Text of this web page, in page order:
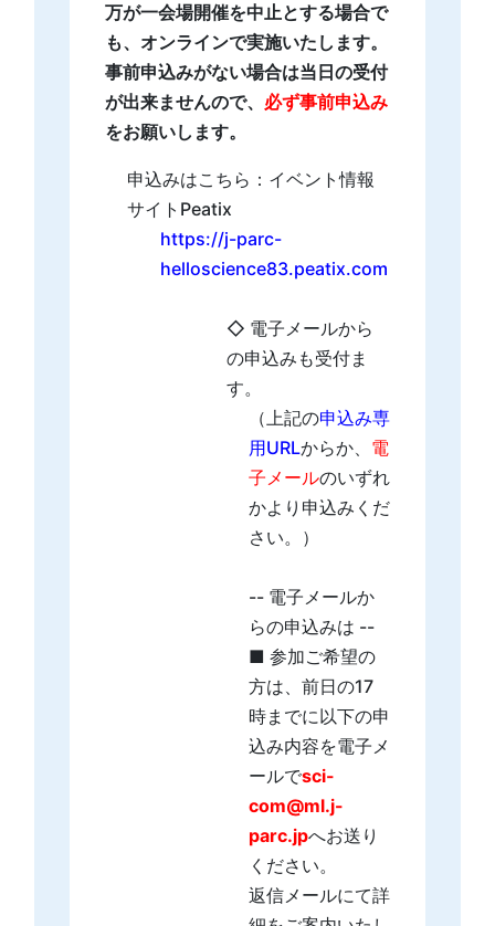
万が一会場開催を中止とする場合で
も、オンラインで実施いたします。
事前申込みがない場合は当日の受付
が出来ませんので、 必ず事前申込み
をお願いします。
申込みはこちら：イベント情報
サイトPeatix
https://j-parc-
helloscience83.peatix.com
◇ 電子メールから
の申込みも受付ま
す。
（上記の申込み専
用URLからか、 電
子メールのいずれ
かより申込みくだ
さい。）
-- 電子メールか
らの申込みは --
■ 参加ご希望の
方は、前日の17
時までに以下の申
込み内容を電子メ
ールでsci-
com@ml.j-
parc.jpへお送り
ください。
返信メールにて詳